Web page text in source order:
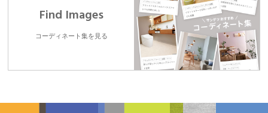
Find Images
コーディネート集を見る